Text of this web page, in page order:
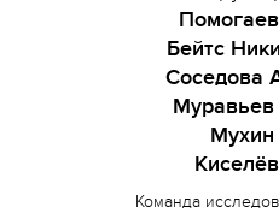
Бейтс
Соседова
Команда